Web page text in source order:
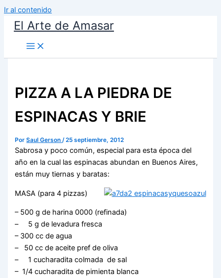
Ir al contenido
El Arte de Amasar
PIZZA A LA PIEDRA DE
ESPINACAS Y BRIE
PorSaul Gerson/25 septiembre, 2012
Sabrosa y poco común, especial para esta época del
año en la cual las espinacas abundan en Buenos Aires,
están muy tiernas y baratas:
MASA (para 4 pizzas)
– 500 g de harina 0000 (refinada)
– 5 g de levadura fresca
– 300 cc de agua
– 50 cc de aceite pref de oliva
– 1 cucharadita colmada de sal
– 1/4 cucharadita de pimienta blanca